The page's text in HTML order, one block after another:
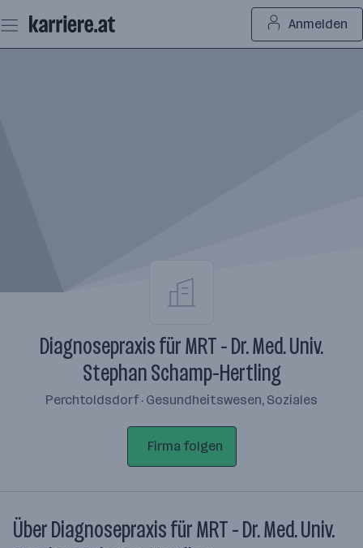
Seiteninhalt
springen
Anmelden
Diagnosepraxis für MRT - Dr. Med. Univ.
Stephan Schamp-Hertling
Perchtoldsdorf · Gesundheitswesen, Soziales
Firma folgen
Über Diagnosepraxis für MRT - Dr. Med. Univ.